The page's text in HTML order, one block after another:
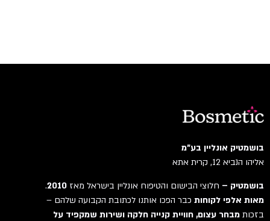
בושמטיק אונליין בע"מ
אליהו הנביא 12, קרית אתא
בושמטיק –חלוצי הבישום והטיפוח אונליין בישראל מאז2010
.
מאות אלפי לקוחותכבר הפכו אותנו לכתובת הקבועה שלהם –
בזכותמבחר עצום, חוויית קנייה חלקה ושירות שמקפיד על